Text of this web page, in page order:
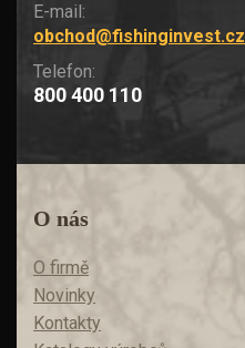
E-mail:
obchod@fishinginvest.cz
Telefon:
800 400 110
O nás
O firmě
Novinky
Kontakty